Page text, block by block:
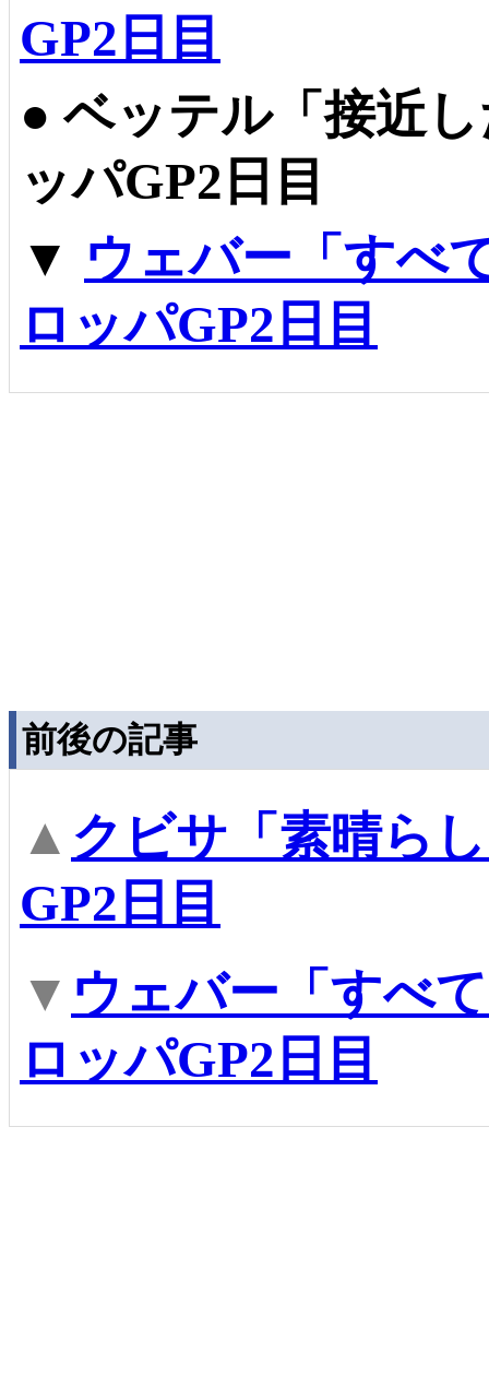
GP2日目
● ベッテル「接近
ッパGP2日目
▼ ウェバー「すべ
ロッパGP2日目
前後の記事
▲ クビサ「素晴ら
GP2日目
▼ ウェバー「すべ
ロッパGP2日目